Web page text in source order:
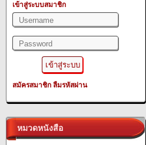
เข้าสู่ระบบสมาชิก
สมัครสมาชิก ลืมรหัสผ่าน
หมวดหนังสือ